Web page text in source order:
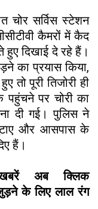
चोर सर्विस स्टेशन
कैमरों में कैद
हुए दिखाई दे रहे हैं।
का प्रयास किया,
पूरी तिजोरी ही
पहुंचने पर चोरी का
दी गई। पुलिस ने
और आसपास के
हैं।
खबरें अब क्लिक
के लिए लाल रंग